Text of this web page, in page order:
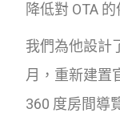
降低對 OTA
我們為他設計
月，重新建置
360 度房間導